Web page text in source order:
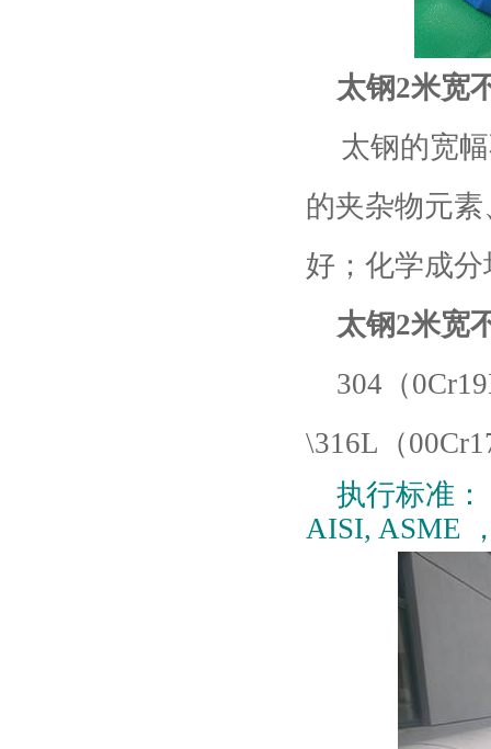
太钢2米宽
太钢的宽
的夹杂物元
好；化学成
太钢2米宽
304 （
\316L （
执行标准：
AISI, ASME